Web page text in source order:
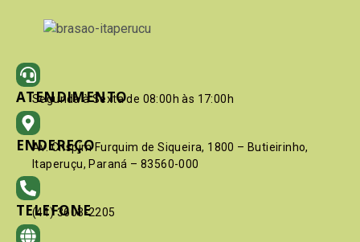
ATENDIMENTO
Segunda à Sexta de 08:00h às 17:00h
ENDEREÇO
Av. Crispim Furquim de Siqueira, 1800 – Butieirinho,
Itaperuçu, Paraná – 83560-000
TELEFONE
(41) 3603-2205